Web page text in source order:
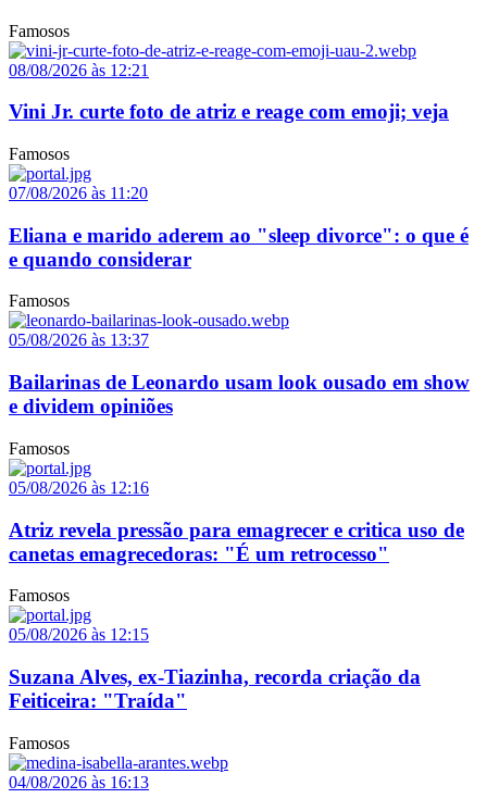
Famosos
08/08/2026 às 12:21
Vini Jr. curte foto de atriz e reage com emoji; veja
Famosos
07/08/2026 às 11:20
Eliana e marido aderem ao "sleep divorce": o que é
e quando considerar
Famosos
05/08/2026 às 13:37
Bailarinas de Leonardo usam look ousado em show
e dividem opiniões
Famosos
05/08/2026 às 12:16
Atriz revela pressão para emagrecer e critica uso de
canetas emagrecedoras: "É um retrocesso"
Famosos
05/08/2026 às 12:15
Suzana Alves, ex-Tiazinha, recorda criação da
Feiticeira: "Traída"
Famosos
04/08/2026 às 16:13